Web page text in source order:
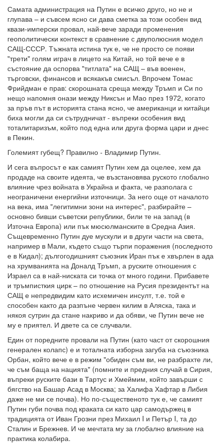
Самата администрация на Путин е всичко друго, но не и
глупава – и съвсем ясно си дава сметка за този особен вид
квази-имперски провал, най-вече заради променения
геополитически контекст в сравнение с двуполюсния модел
САЩ-СССР. Тъжната истина тук е, че не просто се появи
"трети" голям играч в лицето на Китай, но той вече е в
състояние да оспорва "титлата" на САЩ – във военен,
търговски, финансов и всякакъв смисъл. Впрочем Томас
Фрийдман е прав: скорошната среща между Тръмп и Си по
нещо напомня онази между Никсън и Мао през 1972, когато
за пръв път в историята стана ясно, че американци и китайци
биха могли да си сътрудничат - въпреки особения вид
тоталитаризъм, който под една или друга форма цари и днес
в Пекин.
Големият губещ? Правилно - Владимир Путин.
И сега въпросът е как самият Путин хем да оцелее, хем да
продаде на своите идеята, че възстановява руското глобално
влияние чрез войната в Украйна и факта, че разполага с
неограничени енергийни източници. За него още от началото
на века, има "легитимни зони на интерес", разбирайте –
основно бивши съветски републики, били те на запад (в
Източна Европа) или пък мюсюлманските в Средна Азия.
Същевременно Путин дуе мускули и в други части на света,
например в Мали, където също търпи поражения (последното
е в Кидал); дългогодишният съюзник Иран пък е хвърлен в ада
на хрумванията на Доналд Тръмп, а руските отношения с
Израел са в най-ниската си точка от много години. Прибавете
и тръмписткия цирк – по отношение на Русия президентът на
САЩ е непредвидим като исхемичен инсулт, т.е. той е
способен както да разпъне червен килим в Аляска, така и
някоя сутрин да стане накриво и да обяви, че Путин вече не
му е приятел. И двете са се случвали.
Един от поредните провали на Путин (като част от скорошния
генерален колапс) е и тоталната изборна загуба на съюзника
Орбан, който вече е в режим "обиден съм ви, не разбрахте ли,
че съм баща на нацията" (помните и предния случай в Сирия,
въпреки руските бази в Тартус и Хмеймим, който завърши с
бягство на Башар Асад в Москва; за Халифа Хафтар в Либия
даже не ми се почва). Но по-същественото тук е, че самият
Путин губи почва под краката си като цар самодържец в
традицията от Иван Грозни през Михаил I и Петър I, та до
Сталин и Брежнев. И че мечтата му за глобално влияние на
практика колабира.